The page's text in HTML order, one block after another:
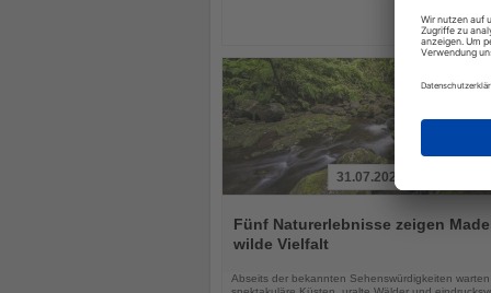
Sie
die
31.07.2026
Fünf Naturerlebnisse zeigen
wilde Vielfalt
Abseits der bekannten Sehenswürdigkeiten warten